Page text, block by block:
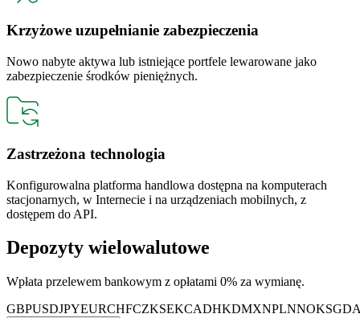
Krzyżowe uzupełnianie zabezpieczenia
Nowo nabyte aktywa lub istniejące portfele lewarowane jako
zabezpieczenie środków pieniężnych.
Zastrzeżona technologia
Konfigurowalna platforma handlowa dostępna na komputerach
stacjonarnych, w Internecie i na urządzeniach mobilnych, z
dostępem do API.
Depozyty wielowalutowe
Wpłata przelewem bankowym z opłatami 0% za wymianę.
GBPUSDJPYEURCHFCZKSEKCADHKDMXNPLNNOKSGD